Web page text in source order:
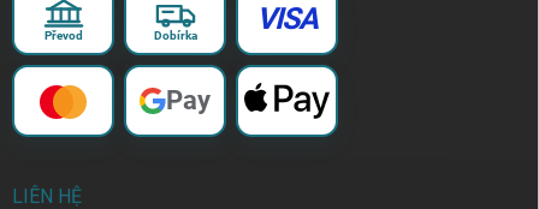
Převod Dobírka VISA
Pay
LIÊN HỆ